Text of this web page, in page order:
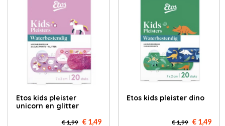
Etos kids pleister
unicorn en glitter
€ 1,99 € 1,49
Etos kids pleister dino
€ 1,99 € 1,49